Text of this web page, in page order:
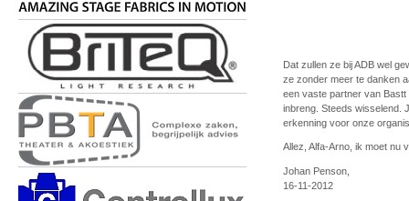
Dat zullen ze bij ADB wel
ze zonder meer te danken
een vaste partner van Bastt
inbreng. Steeds wisselend.
erkenning voor onze
Allez, Alfa-Arno, ik moet nu
Johan Penson,
16-11-2012